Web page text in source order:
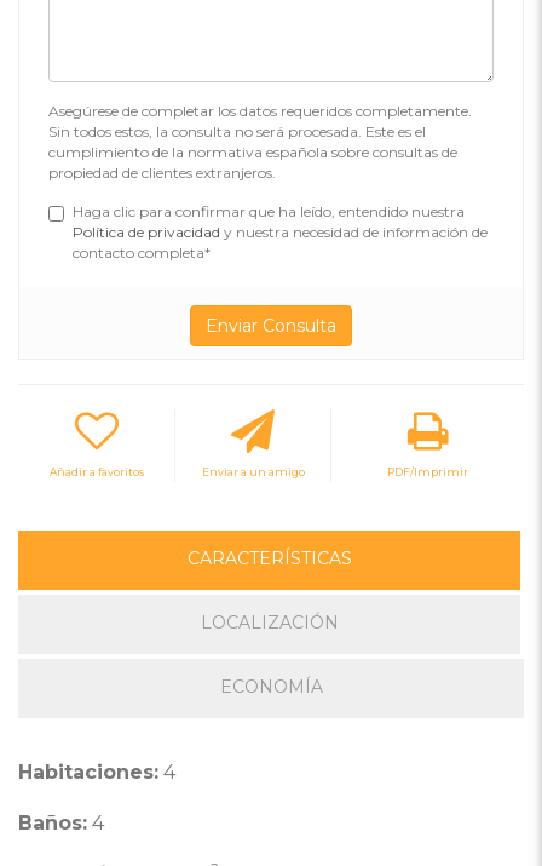
Asegúrese de completar los datos requeridos completamente.
Sin todos estos, la consulta no será procesada. Este es el
cumplimiento de la normativa española sobre consultas de
propiedad de clientes extranjeros.
Haga clic para confirmar que ha leído, entendido nuestra
Política de privacidad y nuestra necesidad de información de
contacto completa*
Añadir a favoritos Enviar a un amigo PDF/Imprimir
CARACTERÍSTICAS
LOCALIZACIÓN
ECONOMÍA
Habitaciones: 4
Baños: 4